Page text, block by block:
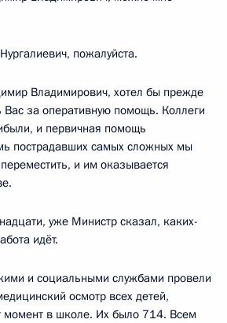
пожалуйста.
Владимирович, хотел бы прежде
Вас за оперативную помощь. Коллеги
и первичная помощь
пострадавших самых сложных мы
и им оказывается
уже Министр сказал, каких-
идёт.
и социальными службами провели
осмотр всех детей,
момент в школе. Их было 714. Всем